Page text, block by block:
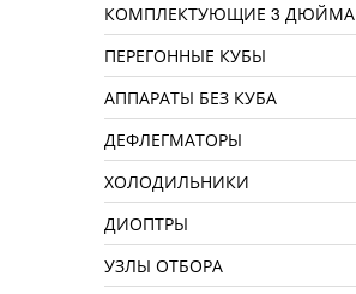
для точного розлива
480 руб.
КОМПЛЕКТУЮЩИЕ 3 ДЮЙМА
ПЕРЕГОННЫЕ КУБЫ
АППАРАТЫ БЕЗ КУБА
ДЕФЛЕГМАТОРЫ
ХОЛОДИЛЬНИКИ
ДИОПТРЫ
УЗЛЫ ОТБОРА